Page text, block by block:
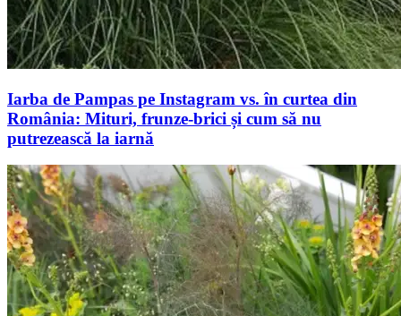
Iarba de Pampas pe Instagram vs. în curtea din
România: Mituri, frunze-brici și cum să nu
putrezească la iarnă